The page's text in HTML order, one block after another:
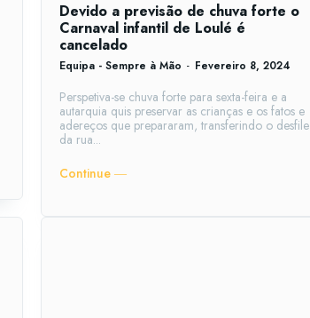
Devido a previsão de chuva forte o
Carnaval infantil de Loulé é
cancelado
Equipa - Sempre à Mão - Fevereiro 8, 2024
Perspetiva-se chuva forte para sexta-feira e a
autarquia quis preservar as crianças e os fatos e
adereços que prepararam, transferindo o desfile
da rua...
Continue ―